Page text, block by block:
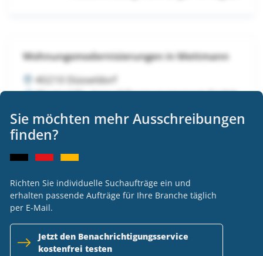
Wohnungsmodernisierungen in Mettmann
40210 Düsseldorf
Wentzel Dr. Immobilienmanagement GmbH
Ausschreibung nicht länger verfügbar
Wohnungsmodernisierungen in Mettmann
40210 Düsseldorf
Wentzel Dr. Immobilienmanagement GmbH
VOB
Sie möchten mehr Ausschreibungen
finden?
Richten Sie individuelle Suchaufträge ein und
erhalten passende Aufträge für Ihre Branche täglich
per E-Mail.
Jetzt den Benachrichtigungsservice
kostenfrei testen